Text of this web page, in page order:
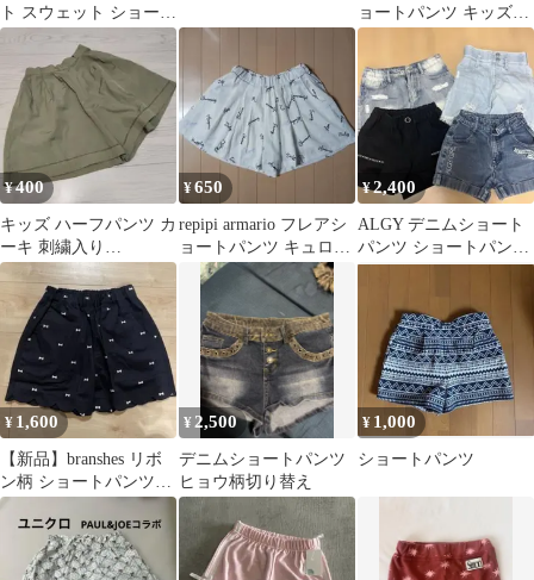
ト スウェット ショート
パンツ 160
ョートパンツ キッズ
120cm 日本製
¥400
キッズ ハーフパンツ カ
ーキ 刺繍入り
pomponette
¥650
repipi armario フレアシ
ョートパンツ キュロッ
トスカート M
¥2,400
ALGY デニムショート
パンツ ショートパンツ
女の子 夏服 130cm
¥ 1,600
【新品】branshes リボ
ン柄 ショートパンツ
140cm
¥ 2,500
デニムショートパンツ
ヒョウ柄切り替え
¥ 1,000
ショートパンツ